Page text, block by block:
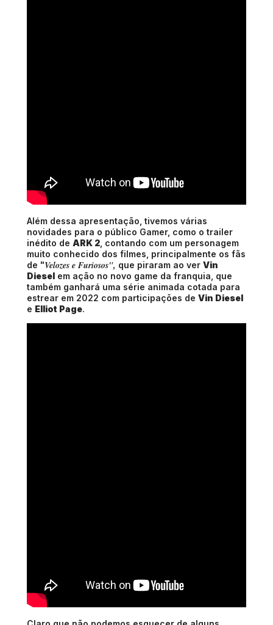
Além dessa apresentação, tivemos várias
novidades para o público Gamer, como o trailer
inédito de ARK 2 , contando com um personagem
muito conhecido dos filmes, principalmente os fãs
de "Velozes e Furiosos", que piraram ao ver Vin
Diesel em ação no novo game da franquia, que
também ganhará uma série animada cotada para
estrear em 2022 com participações de Vin Diesel
e Elliot Page.